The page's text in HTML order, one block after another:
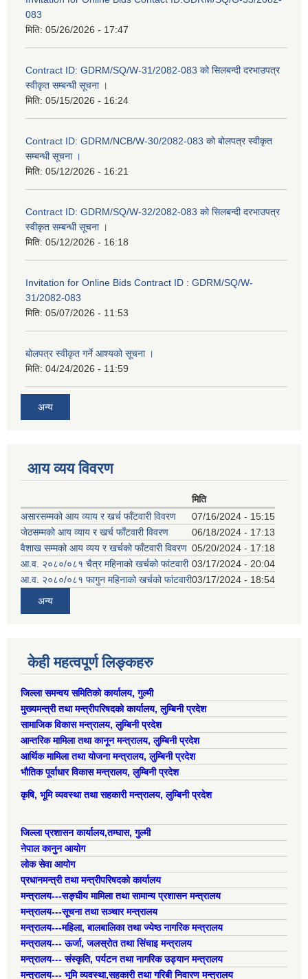
083
मिति: 05/26/2026 - 17:47
Contract ID: GDRM/SQ/W-31/2082-083 को सिलबन्दी दरभाउपत्र
स्वीकृत सम्बन्धी सूचना ।
मिति: 05/15/2026 - 16:24
Contract ID: GDRM/NCB/W-30/2082-083 को बोलपत्र स्वीकृत
सम्बन्धी सूचना ।
मिति: 05/12/2026 - 16:21
Contract ID: GDRM/SQ/W-32/2082-083 को सिलबन्दी दरभाउपत्र
स्वीकृत सम्बन्धी सूचना ।
मिति: 05/12/2026 - 16:18
Invitation for Online Bids Contract ID : GDRM/SQ/W-
31/2082-083
मिति: 05/07/2026 - 11:53
बोलपत्र स्वीकृत गर्ने आश्यको सूचना ।
मिति: 04/24/2026 - 11:59
अन्य
आय व्यय विवरण
मिति
असारसम्मको आय व्याय र खर्च फाँटवारी विवरण
07/16/2024 - 15:15
जेठसम्मको आय व्याय र खर्च फाँटवारी विवरण
06/18/2024 - 17:13
वैशाख सम्मको आय व्यय र खर्चको फाँटवारी विवरण 05/20/2024 - 17:18
आ.व. २०८०/०८१ चैत्र महिनाको खर्चको फांटवारी 03/17/2024 - 20:04
आ.व. २०८०/०८१ फागुन महिनाको खर्चको फांटवारी03/17/2024 - 18:54
अन्य
केही महत्वपूर्ण लिङ्कहरु
जिल्ला समन्वय समितिको कार्यालय, गुल्मी
मुख्यमन्त्री तथा मन्त्रीपरिषदको कार्यालय, लुम्बिनी प्रदेश
सामाजिक विकास मन्त्रालय, लुम्बिनी प्रदेश
आन्तरिक मामिला तथा कानून मन्त्रालय, लुम्बिनी प्रदेश
आर्थिक मामिला तथा योजना मन्त्रालय, लुम्बिनी प्रदेश
भौतिक पूर्वाधार विकास मन्त्रालय, लुम्बिनी प्रदेश
कृषि, भूमि व्यवस्था तथा सहकारी मन्त्रालय, लुम्बिनी प्रदेश
जिल्ला प्रशासन कार्यालय,तम्घास, गुल्मी
नेपाल कानुन आयोग
लोक सेवा आयोग
प्रधानमन्त्री तथा मन्त्रीपरिषदको कार्यालय
मन्त्रालय---सङ्घीय मामिला तथा सामान्य प्रशासन मन्त्रालय
मन्त्रालय---सूचना तथा सञ्चार मन्त्रालय
मन्त्रालय---महिला, बालबालिका तथा ज्येष्ठ नागरिक मन्त्रालय
मन्त्रालय--- ऊर्जा, जलस्रोत तथा सिंचाइ मन्त्रालय
मन्त्रालय--- संस्कृति, पर्यटन तथा नागरिक उड्यान मन्त्रालय
मन्त्रालय--- भूमि व्यवस्था,सहकारी तथा गरिबी निवारण मन्त्रालय